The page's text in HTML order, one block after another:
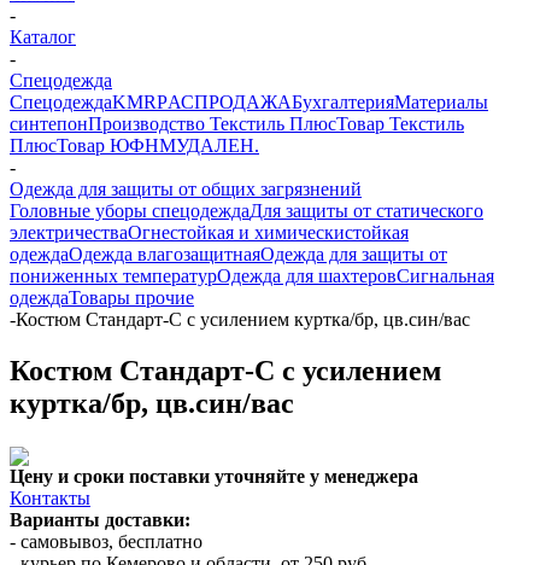
-
Каталог
-
Спецодежда
СпецодеждаKMRPАСПРОДАЖАБухгалтерияМатериалы
синтепонПроизводство Текстиль ПлюсТовар Текстиль
ПлюсТовар ЮФНМУДАЛЕН.
-
Одежда для защиты от общих загрязнений
Головные уборы спецодеждаДля защиты от статического
электричестваОгнестойкая и химическистойкая
одеждаОдежда влагозащитнаяОдежда для защиты от
пониженных температурОдежда для шахтеровСигнальная
одеждаТовары прочие
-Костюм Стандарт-С с усилением куртка/бр, цв.син/вас
Костюм Стандарт-С с усилением
куртка/бр, цв.син/вас
Цену и сроки поставки уточняйте у менеджера
Контакты
Варианты доставки:
- самовывоз, бесплатно